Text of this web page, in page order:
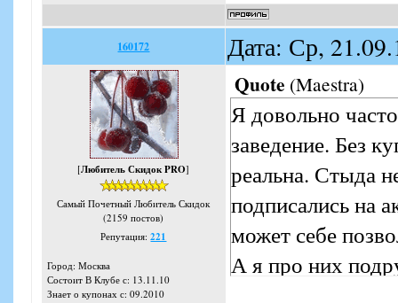
160172 Дата: Ср,
[Любитель Скидок PRO]
Самый Почетный Любитель Скидок
(2159 постов)
Репутация:221
Город: Москва
Состоит В Клубе с: 13.11.10
Знает о купонах с: 09.2010
Quote (Maestra)
Я довольно
заведение. Без
реальна. Стыда
подписались на
может себе
А я про них